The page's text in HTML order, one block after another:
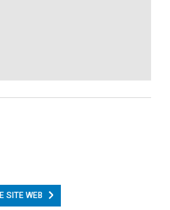
SITE WEB